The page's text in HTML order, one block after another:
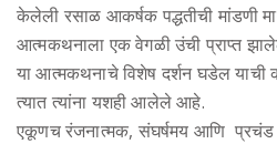
केलेली रसाळ आकर्षक पद्धतीची मांडणी
आत्मकथनाला एक वेगळी उंची प्राप्त
या आत्मकथनाचे विशेष दर्शन घडेल
त्यात त्यांना यशही आलेले आहे.
एकूणच रंजनात्मक, संघर्षमय आणि प्रचंड